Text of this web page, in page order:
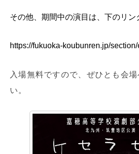
その他、期間中の演目は、下のリン
https://fukuoka-koubunren.jp/
入場無料ですので、ぜひとも会
い。